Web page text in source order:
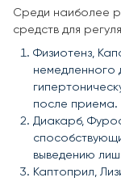
Среди наиболее
средств для
Физиотенз,
немедленного
после приема.
Диакарб,
выведению
Каптоприл,